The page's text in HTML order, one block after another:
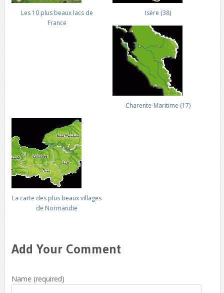
Les 10 plus beaux lacs de
France
Isère (38)
Charente-Maritime (17)
La carte des plus beaux villages
de Normandie
Add Your Comment
Name (required)